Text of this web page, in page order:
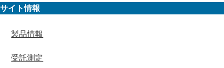
サイト情報
製品情報
受託測定